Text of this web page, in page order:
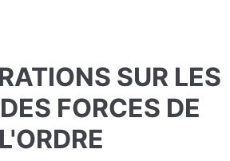
SUR LES
FORCES DE
L'ORDRE